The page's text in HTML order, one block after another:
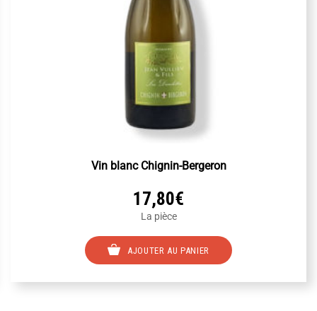
Vin blanc Chignin-Bergeron
17,80€
La pièce
AJOUTER AU PANIER